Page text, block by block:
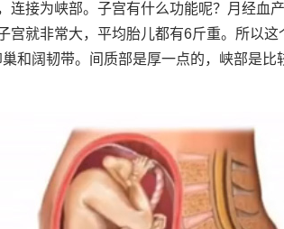
接为峡部。子宫有什么功能呢？月经血
就非常大，平均胎儿都有6斤重。所以
阔韧带。间质部是厚一点的，峡部是